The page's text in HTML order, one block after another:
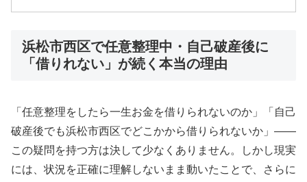
浜松市西区で任意整理中・自己破産後に
「借りれない」が続く本当の理由
「任意整理をしたら一生お金を借りられないのか」「自己
破産後でも浜松市西区でどこかから借りられないか」——
この疑問を持つ方は決して少なくありません。しかし現実
には、状況を正確に理解しないまま動いたことで、さらに